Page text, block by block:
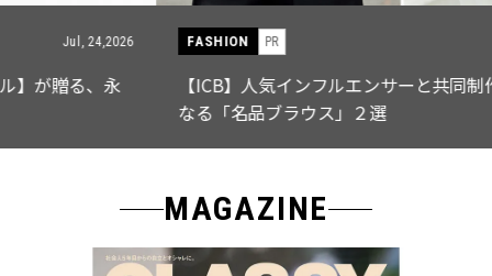
FASHION PR
【ICB】人気インフルエンサーと共同制作! 週5で着たく
なる「名品ブラウス」２選
MAGAZINE